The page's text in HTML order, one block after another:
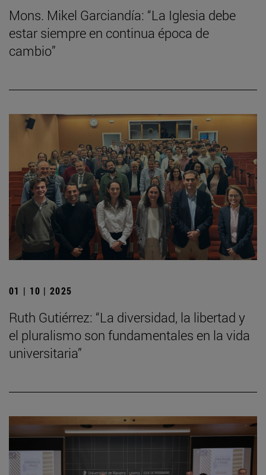
Mons. Mikel Garciandía: “La Iglesia debe
estar siempre en continua época de
cambio”
01 | 10 | 2025
Ruth Gutiérrez: “La diversidad, la libertad y
el pluralismo son fundamentales en la vida
universitaria”